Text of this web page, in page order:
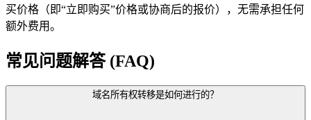
买价格（即“立即购买”价格或协商后的报价），无需承担任何
额外费用。
常见问题解答 (FAQ)
域名所有权转移是如何进行的？